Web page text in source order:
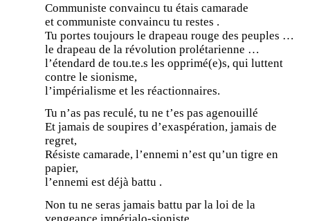
Communiste convaincu tu étais camarade
et communiste convaincu tu restes .
Tu portes toujours le drapeau rouge des peuples …
le drapeau de la révolution prolétarienne …
l’étendard de tou.te.s les opprimé(e)s, qui luttent
contre le sionisme,
l’impérialisme et les réactionnaires.
Tu n’as pas reculé, tu ne t’es pas agenouillé
Et jamais de soupires d’exaspération, jamais de
regret,
Résiste camarade, l’ennemi n’est qu’un tigre en
papier,
l’ennemi est déjà battu .
Non tu ne seras jamais battu par la loi de la
vengeance impérialo-sioniste,